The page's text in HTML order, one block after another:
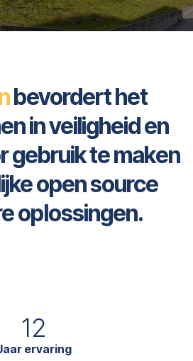
bevordert het
in veiligheid en
gebruik te maken
open source
oplossingen.
12
ervaring